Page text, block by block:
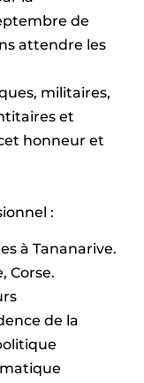
de
attendre les
militaires,
et
honneur et
:
à Tananarive.
Corse.
de la